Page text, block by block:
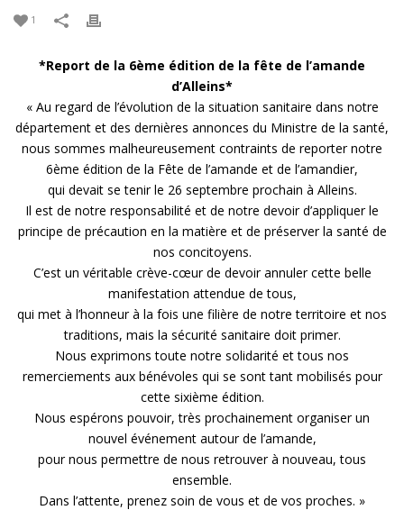
1
*Report de la 6ème édition de la fête de l’amande
d’Alleins*
« Au regard de l’évolution de la situation sanitaire dans notre
département et des dernières annonces du Ministre de la santé,
nous sommes malheureusement contraints de reporter notre
6ème édition de la Fête de l’amande et de l’amandier,
qui devait se tenir le 26 septembre prochain à Alleins.
Il est de notre responsabilité et de notre devoir d’appliquer le
principe de précaution en la matière et de préserver la santé de
nos concitoyens.
C’est un véritable crève-cœur de devoir annuler cette belle
manifestation attendue de tous,
qui met à l’honneur à la fois une filière de notre territoire et nos
traditions, mais la sécurité sanitaire doit primer.
Nous exprimons toute notre solidarité et tous nos
remerciements aux bénévoles qui se sont tant mobilisés pour
cette sixième édition.
Nous espérons pouvoir, très prochainement organiser un
nouvel événement autour de l’amande,
pour nous permettre de nous retrouver à nouveau, tous
ensemble.
Dans l’attente, prenez soin de vous et de vos proches. »